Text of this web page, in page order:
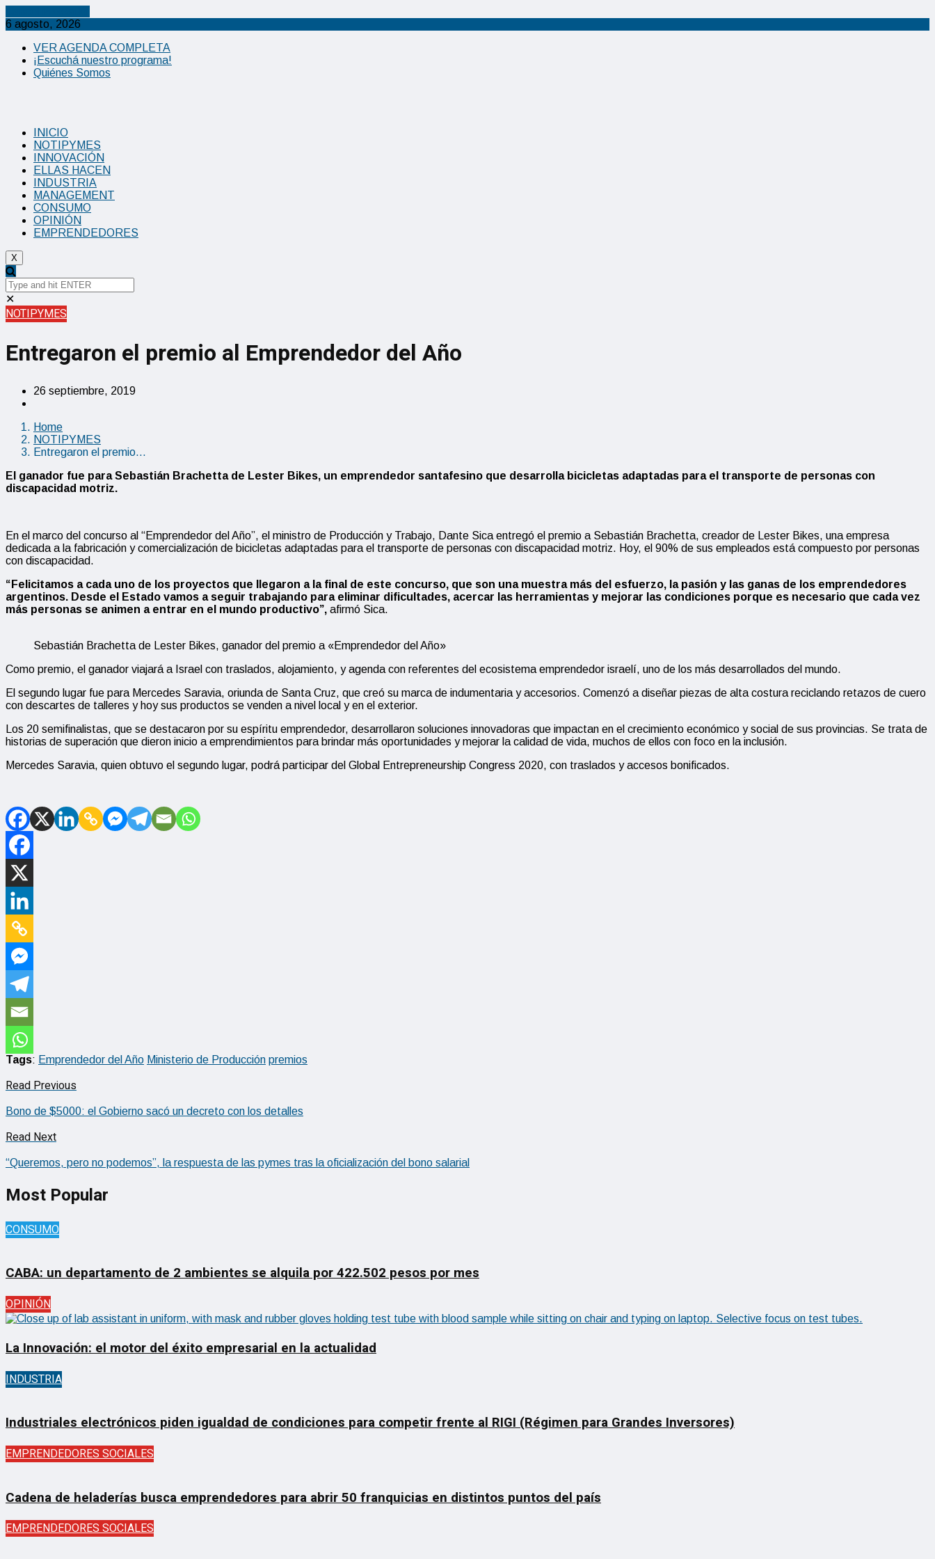
6 agosto, 2026
VER AGENDA COMPLETA
¡Escuchá nuestro programa!
Quiénes Somos
INICIO
NOTIPYMES
INNOVACIÓN
ELLAS HACEN
INDUSTRIA
MANAGEMENT
CONSUMO
OPINIÓN
EMPRENDEDORES
X
✕
NOTIPYMES
Entregaron el premio al Emprendedor del Año
26 septiembre, 2019
Home
NOTIPYMES
Entregaron el premio…
El ganador fue para Sebastián Brachetta de Lester Bikes, un emprendedor santafesino que desarrolla bicicletas adaptadas para el transporte de personas con
discapacidad motriz.
En el marco del concurso al “Emprendedor del Año”, el ministro de Producción y Trabajo, Dante Sica entregó el premio a Sebastián Brachetta, creador de Lester Bikes, una empresa
dedicada a la fabricación y comercialización de bicicletas adaptadas para el transporte de personas con discapacidad motriz. Hoy, el 90% de sus empleados está compuesto por personas
con discapacidad.
“Felicitamos a cada uno de los proyectos que llegaron a la final de este concurso, que son una muestra más del esfuerzo, la pasión y las ganas de los emprendedores
argentinos. Desde el Estado vamos a seguir trabajando para eliminar dificultades, acercar las herramientas y mejorar las condiciones porque es necesario que cada vez
más personas se animen a entrar en el mundo productivo”, afirmó Sica.
Sebastián Brachetta de Lester Bikes, ganador del premio a «Emprendedor del Año»
Como premio, el ganador viajará a Israel con traslados, alojamiento, y agenda con referentes del ecosistema emprendedor israelí, uno de los más desarrollados del mundo.
El segundo lugar fue para Mercedes Saravia, oriunda de Santa Cruz, que creó su marca de indumentaria y accesorios. Comenzó a diseñar piezas de alta costura reciclando retazos de cuero
con descartes de talleres y hoy sus productos se venden a nivel local y en el exterior.
Los 20 semifinalistas, que se destacaron por su espíritu emprendedor, desarrollaron soluciones innovadoras que impactan en el crecimiento económico y social de sus provincias. Se trata de
historias de superación que dieron inicio a emprendimientos para brindar más oportunidades y mejorar la calidad de vida, muchos de ellos con foco en la inclusión.
Mercedes Saravia, quien obtuvo el segundo lugar, podrá participar del Global Entrepreneurship Congress 2020, con traslados y accesos bonificados.
Tags: Emprendedor del Año Ministerio de Producción premios
Read Previous
Bono de $5000: el Gobierno sacó un decreto con los detalles
Read Next
“Queremos, pero no podemos”, la respuesta de las pymes tras la oficialización del bono salarial
Most Popular
CONSUMO
CABA: un departamento de 2 ambientes se alquila por 422.502 pesos por mes
OPINIÓN
La Innovación: el motor del éxito empresarial en la actualidad
INDUSTRIA
Industriales electrónicos piden igualdad de condiciones para competir frente al RIGI (Régimen para Grandes Inversores)
EMPRENDEDORES SOCIALES
Cadena de heladerías busca emprendedores para abrir 50 franquicias en distintos puntos del país
EMPRENDEDORES SOCIALES